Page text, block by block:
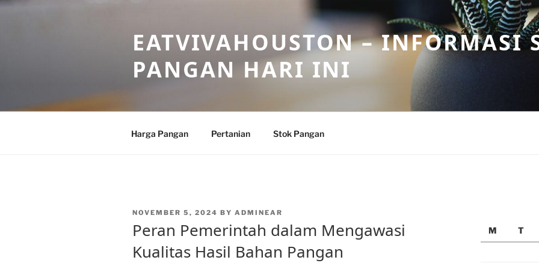
Skip
EATVIVAHOUSTON – INFORMASI
PANGAN HARI INI
Harga Pangan Pertanian Stok Pangan
POSTED
NOVEMBER 5, 2024 BY ADMINEAR
Peran Pemerintah dalam Mengawasi
Kualitas Hasil Bahan Pangan
M
T